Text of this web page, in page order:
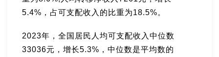
5.4%，占可支配收入的比重为18.5%。
2023年，全国居民人均可支配收入中位数
33036元，增长5.3%，中位数是平均数的